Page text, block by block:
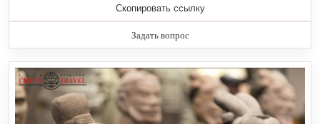
Скопировать ссылку
Задать вопрос